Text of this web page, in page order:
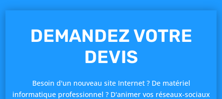
DEMANDEZ VOTRE
DEVIS
Besoin d'un nouveau site Internet ? De matériel
informatique professionnel ? D'animer vos réseaux-sociaux